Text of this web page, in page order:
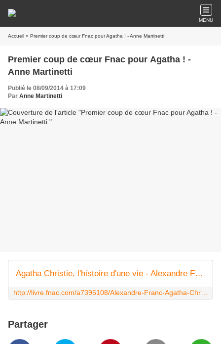
MENU
Accueil » Premier coup de cœur Fnac pour Agatha ! - Anne Martinetti
Premier coup de cœur Fnac pour Agatha ! -
Anne Martinetti
Publié le 08/09/2014 à 17:09
Par Anne Martinetti
Agatha Christie, l'histoire d'une vie - Alexandre Franc, Anne Martinetti, Guillaume Lebeau sur Fnac.com
Partager